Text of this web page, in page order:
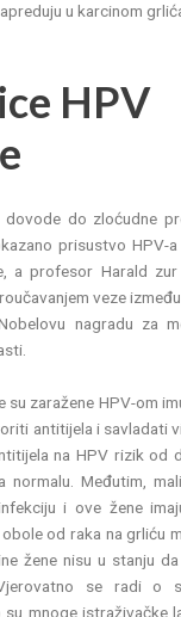
u karcinom
HPV
do zloćudne
prisustvo HPV-
a profesor Harald
veze
nagradu za
su zaražene HPV-om
antitijela i savladati
na HPV rizik od
normalu. Međutim,
i ove žene
od raka na grliću
žene nisu u stanju
se radi o
mnoge istraživačke